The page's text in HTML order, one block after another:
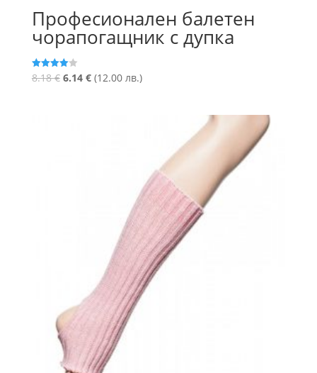
Професионален балетен
чорапогащник с дупка
Оценено
с
8.18€ Original
6.14 €Текущата
(12.00 лв.)